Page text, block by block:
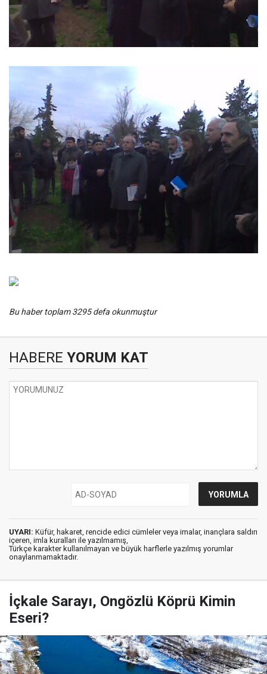
Bu haber toplam 3295 defa okunmuştur
HABERE YORUM KAT
UYARI: Küfür, hakaret, rencide edici cümleler veya imalar, inançlara saldırı
içeren, imla kuralları ile yazılmamış,
Türkçe karakter kullanılmayan ve büyük harflerle yazılmış yorumlar
onaylanmamaktadır.
İçkale Sarayı, Ongözlü Köprü Kimin
Eseri?